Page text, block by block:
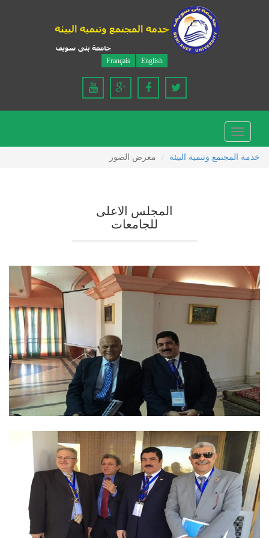
English
Français
Toggle
navigation
خدمة المجتمع وتنمية البيئة
معرض الصور
المجلس الاعلى
للجامعات